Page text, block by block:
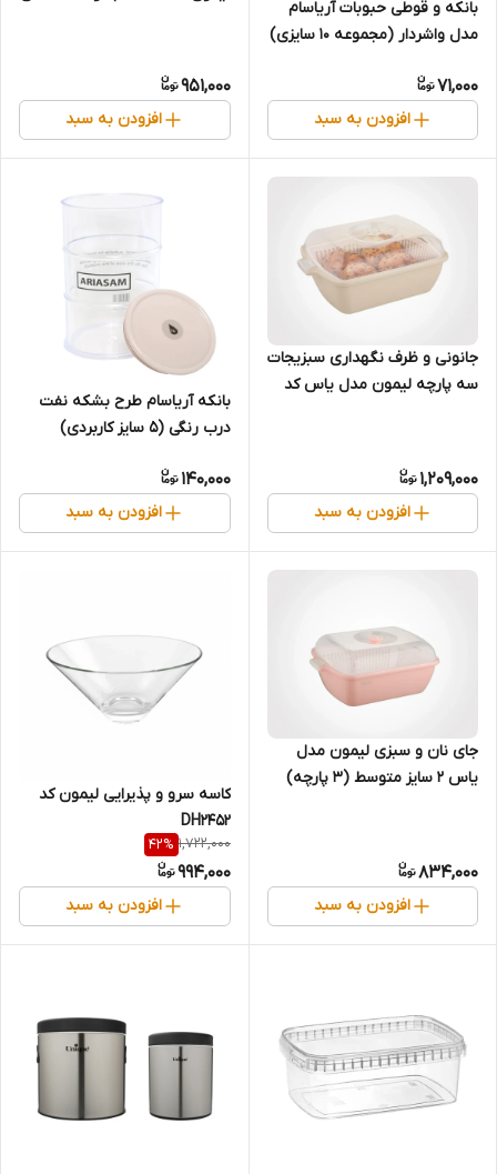
بانکه و قوطی حبوبات آریاسام
مدل واشردار (مجموعه ۱۰ سایزی)
71,000
افزودن به سبد
951,000
افزودن به سبد
جانونی و ظرف نگهداری سبزیجات
سه پارچه لیمون مدل یاس کد
1,209,000
افزودن به سبد
بانکه آریاسام طرح بشکه نفت
درب رنگی (۵ سایز کاربردی)
140,000
افزودن به سبد
جای نان و سبزی لیمون مدل
یاس 2 سایز متوسط (3 پارچه)
834,000
افزودن به سبد
کاسه سرو و پذیرایی لیمون کد
DH2452
1,722,000
42%
994,000
افزودن به سبد